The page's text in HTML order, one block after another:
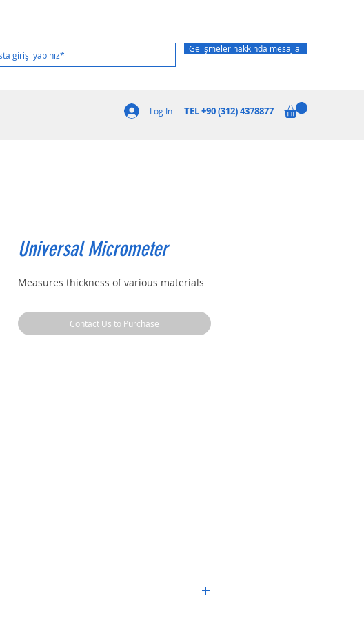
Gelişmeler hakkında mesaj al
TEL +90 (312) 4378877
Log In
Universal Micrometer
Measures thickness of various materials
Contact Us to Purchase